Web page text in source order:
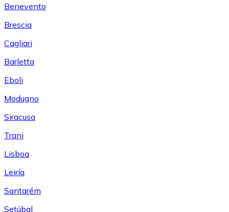
Benevento
Brescia
Cagliari
Barletta
Eboli
Modugno
Siracusa
Trani
Lisboa
Leiría
Santarém
Setúbal